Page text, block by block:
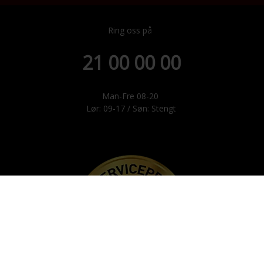
Ring oss på
21 00 00 00
Man-Fre 08-20
Lør: 09-17 / Søn: Stengt